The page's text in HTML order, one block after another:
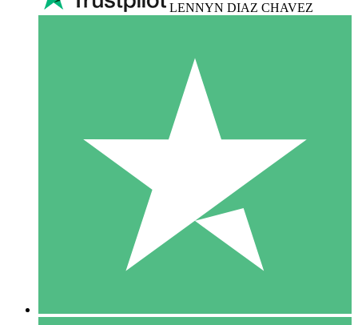
LENNYN DIAZ CHAVEZ